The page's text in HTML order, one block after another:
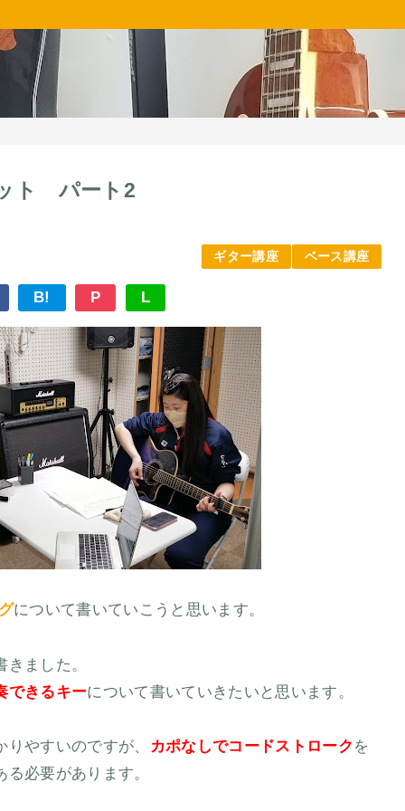
ト パート2
ギター講座 ベース講座
B! P L
について書いていこうと思います。
ました。
できるキーについて書いていきたいと思います。
やすいのですが、 カポなしでコードストローク を
る必要があります。